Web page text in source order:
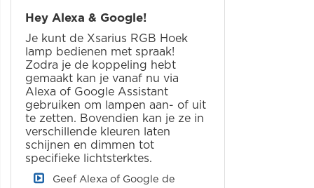
Hey Alexa & Google!
Je kunt de Xsarius RGB Hoek
lamp bedienen met spraak!
Zodra je de koppeling hebt
gemaakt kan je vanaf nu via
Alexa of Google Assistant
gebruiken om lampen aan- of uit
te zetten. Bovendien kan je ze in
verschillende kleuren laten
schijnen en dimmen tot
specifieke lichtsterktes.
Geef Alexa of Google de